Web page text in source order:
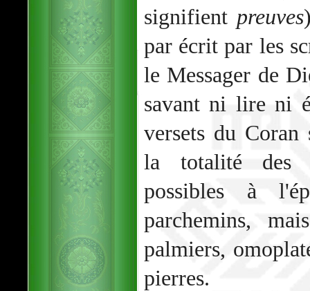
signifient preuves
par écrit par les
le Messager de
savant ni lire ni
versets du
la totalité des
possibles à
parchemins,
palmiers,
pierres.